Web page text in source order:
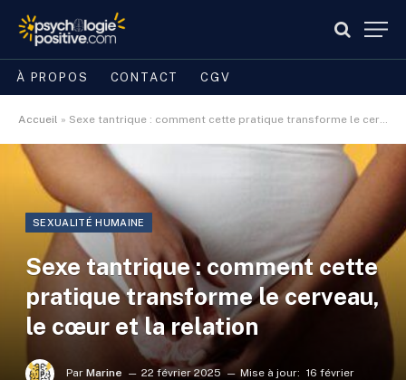
À PROPOS CONTACT CGV
Accueil » Sexe tantrique : comment cette pratique transforme le cerveau, le cœur et la relation
SEXUALITÉ HUMAINE
Sexe tantrique : comment cette
pratique transforme le cerveau,
le cœur et la relation
Par Marine 22 février 2025 Mise à jour: 16 février